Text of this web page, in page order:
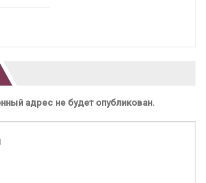
адрес не будет опубликован.